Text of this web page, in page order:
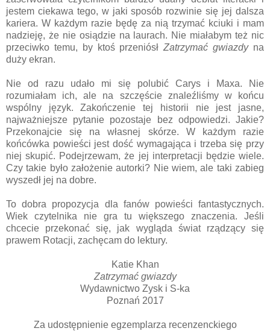
jestem ciekawa tego, w jaki sposób rozwinie się jej dalsza
kariera. W każdym razie będę za nią trzymać kciuki i mam
nadzieję, że nie osiądzie na laurach. Nie miałabym też nic
przeciwko temu, by ktoś przeniósłZatrzymać gwiazdyna
duży ekran.
Nie od razu udało mi się polubić Carys i Maxa. Nie
rozumiałam ich, ale na szczęście znaleźliśmy w końcu
wspólny język. Zakończenie tej historii nie jest jasne,
najważniejsze pytanie pozostaje bez odpowiedzi. Jakie?
Przekonajcie się na własnej skórze. W każdym razie
końcówka powieści jest dość wymagająca i trzeba się przy
niej skupić. Podejrzewam, że jej interpretacji będzie wiele.
Czy takie było założenie autorki? Nie wiem, ale taki zabieg
wyszedł jej na dobre.
To dobra propozycja dla fanów powieści fantastycznych.
Wiek czytelnika nie gra tu większego znaczenia. Jeśli
chcecie przekonać się, jak wygląda świat rządzący się
prawem Rotacji, zachęcam do lektury.
Katie Khan
Zatrzymać gwiazdy
Wydawnictwo Zysk i S-ka
Poznań 2017
Za udostępnienie egzemplarza recenzenckiego